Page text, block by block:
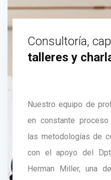
Consultoría,
talleres y
Nuestro equipo de
en constante
las metodologías de
con el apoyo del
Herman Miller, una